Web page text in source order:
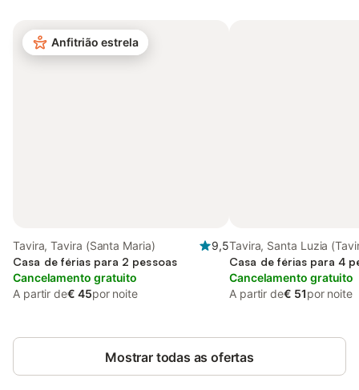
Anfitrião estrela
Tavira, Tavira (Santa Maria)
9,5
Casa de férias para 2 pessoas
Cancelamento gratuito
A partir de€ 45por noite
Tavira, Santa Luzia
Casa de férias para 4
Cancelamento gratuito
A partir de€ 51por noite
Mostrar todas as ofertas